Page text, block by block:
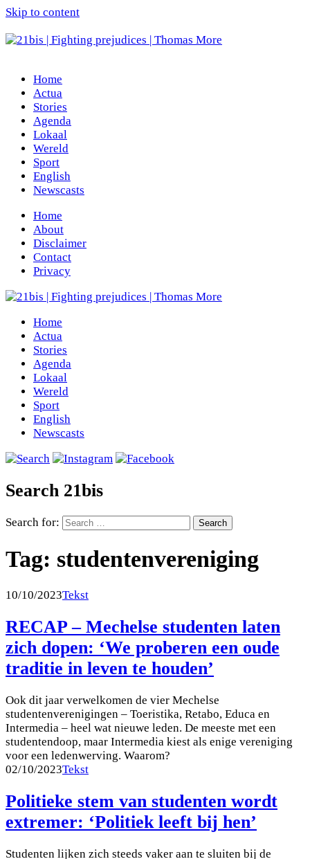
Skip to content
Home
Actua
Stories
Agenda
Lokaal
Wereld
Sport
English
Newscasts
Home
About
Disclaimer
Contact
Privacy
Home
Actua
Stories
Agenda
Lokaal
Wereld
Sport
English
Newscasts
Search 21bis
Search for:
Tag: studentenvereniging
10/10/2023Tekst
RECAP – Mechelse studenten laten
zich dopen: ‘We proberen een oude
traditie in leven te houden’
Ook dit jaar verwelkomen de vier Mechelse
studentenverenigingen – Toeristika, Retabo, Educa en
Intermedia – heel wat nieuwe leden. De meeste met een
studentendoop, maar Intermedia kiest als enige vereniging
voor een ledenwerving. Waarom?
02/10/2023Tekst
Politieke stem van studenten wordt
extremer: ‘Politiek leeft bij hen’
Studenten lijken zich steeds vaker aan te sluiten bij de